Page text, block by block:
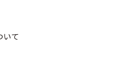
いて
迷惑をお掛け致しますが、何卒ご
ます。